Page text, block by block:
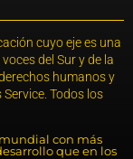
cuyo eje es una
del Sur y de la
humanos y
Todos los
con más
que en los